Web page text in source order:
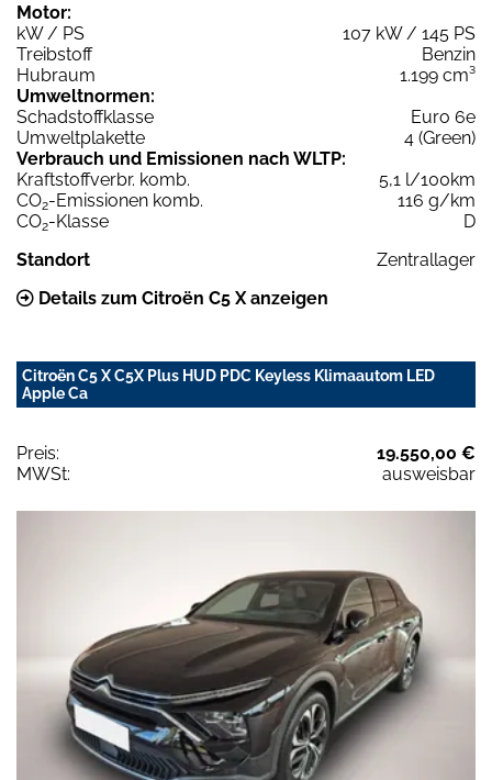
Motor:
kW / PS
107 kW / 145 PS
Treibstoff
Benzin
Hubraum
1.199 cm³
Umweltnormen:
Schadstoffklasse
Euro 6e
Umweltplakette
4 (Green)
Verbrauch und Emissionen nach WLTP:
Kraftstoffverbr. komb.
5,1 l/100km
CO2-Emissionen komb.
116 g/km
CO2-Klasse
D
Standort
Zentrallager
Details zum Citroën C5 X anzeigen
Citroën C5 X C5X Plus HUD PDC Keyless Klimaautom LED
Apple Ca
Preis:
19.550,00 €
MWSt:
ausweisbar